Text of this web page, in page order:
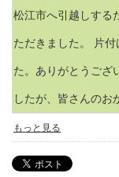
松江市へ引越しする
ただきました。 片
た。ありがとうござ
したが、皆さんのお
もっと見る